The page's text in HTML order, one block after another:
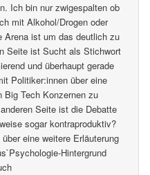
Ich bin nur zwigespalten ob
mit Alkohol/Drogen oder
Arena ist um das deutlich zu
Seite ist Sucht als Stichwort
und überhaupt gerade
Politiker:innen über eine
Big Tech Konzernen zu
Seite ist die Debatte
sogar kontraproduktiv?
eine weitere Erläuterung
Hintergrund